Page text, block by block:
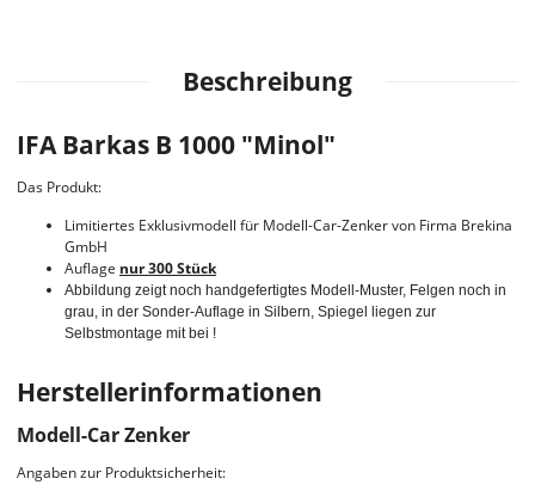
Beschreibung
IFA Barkas B 1000 "Minol"
Das Produkt:
Limitiertes Exklusivmodell für Modell-Car-Zenker von Firma Brekina
GmbH
Auflage nur 300 Stück
Abbildung zeigt noch handgefertigtes Modell-Muster, Felgen noch in
grau, in der Sonder-Auflage in Silbern, Spiegel liegen zur
Selbstmontage mit bei !
Herstellerinformationen
Modell-Car Zenker
Angaben zur Produktsicherheit: